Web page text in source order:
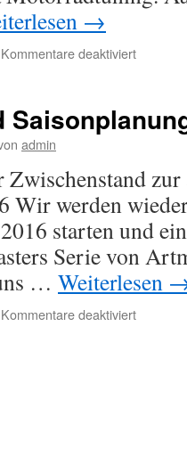
→
Kommentare deaktiviertfür
–
für
Motorrad
Tuning-
und
admin
Wir werden
starten und
Serie von
… Weiterlesen
Kommentare deaktiviertfür